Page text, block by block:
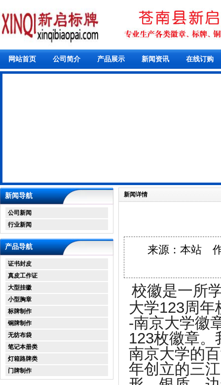
网站首页 公司简介 产品展示 新闻资讯 在线订购
新闻导航
公司新闻
行业新闻
产品导航
证书封皮
真皮工作证
大型挂徽
小型胸章
标牌制作
铜牌制作
无纺布袋
笔记本册类
灯箱路牌类
门牌制作
新闻详情
来源：本站
校徽是一所
大学123周
-南京大学徽
123枚徽章
南京大学的
年创立的三